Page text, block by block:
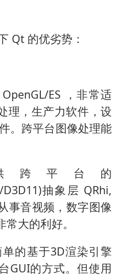
Qt 的优劣势：
ES ，非常适
理，生产力软件，设
。跨平台图像处理能
跨平台的
抽象层 QRhi,
事音视频，数字图像
大的利好。
的基于3D渲染引擎
GUI的方式。但使用